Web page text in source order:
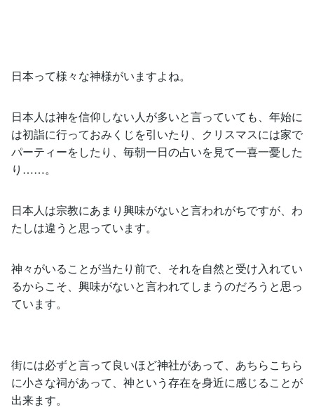
日本って様々な神様がいますよね。
日本人は神を信仰しない人が多いと言っていても、年始に
は初詣に行っておみくじを引いたり、クリスマスには家で
パーティーをしたり、毎朝一日の占いを見て一喜一憂した
り……。
日本人は宗教にあまり興味がないと言われがちですが、わ
たしは違うと思っています。
神々がいることが当たり前で、それを自然と受け入れてい
るからこそ、興味がないと言われてしまうのだろうと思っ
ています。
街には必ずと言って良いほど神社があって、あちらこちら
に小さな祠があって、神という存在を身近に感じることが
出来ます。